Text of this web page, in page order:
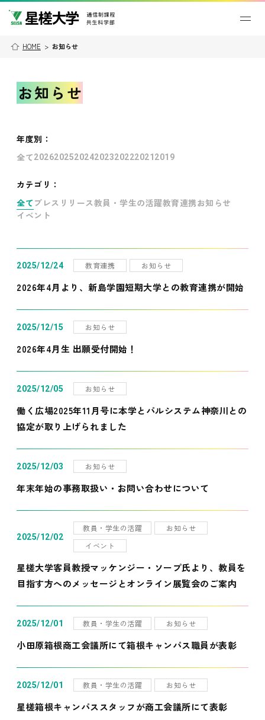
HOME > お知らせ
お知らせ
年度別 ：
全て202620252024202320222021 2019
カテゴリ：
全て プレスリリース教員・学生の活躍教育連携お知らせ
イベント
2025/12/24 教育連携 お知らせ
2026年4月より、新島学園短期大学との教育連携が開始
2025/12/15 お知らせ
2026年4月生 出願受付開始！
2025/12/05 お知らせ
働く広場2025年11月号に本学とパルシステム神奈川との
協定が取り上げられました
2025/12/03 お知らせ
年末年始の事務取扱い・お問い合わせについて
2025/12/02
教員・学生の活躍
お知らせ
イベント
星槎大学客員教授マッケンジー・ソープ氏より、教員を
目指す方へのメッセージとオンライン展覧会のご案内
2025/12/01 教員・学生の活躍 お知らせ
小田原箱根商工会議所にて箱根キャンパス職員が表彰
2025/12/01 教員・学生の活躍 お知らせ
星槎箱根キャンパススタッフが商工会議所にて表彰